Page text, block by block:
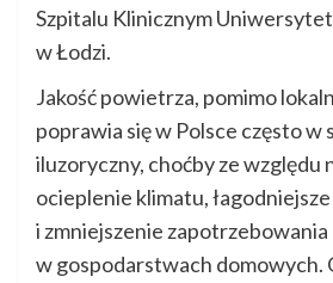
Szpitalu Klinicznym
w Łodzi.
Jakość powietrza, pomimo
poprawia się w Polsce często w
iluzoryczny, choćby ze względu
ocieplenie klimatu,
i zmniejszenie zapotrzebowania
w gospodarstwach domowych.